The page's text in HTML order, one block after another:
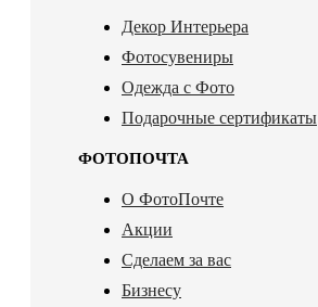
Декор Интерьера
Фотосувениры
Одежда с Фото
Подарочные сертификаты
ФОТОПОЧТА
О ФотоПочте
Акции
Сделаем за вас
Бизнесу